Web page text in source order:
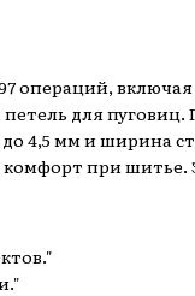
для
4,5 мм и
при